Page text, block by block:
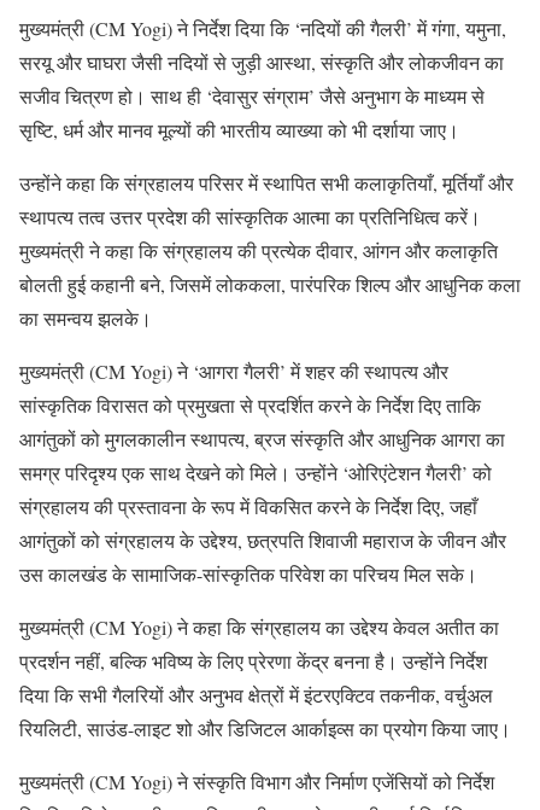
मुख्यमंत्री (CM Yogi) ने निर्देश दिया कि ‘नदियों की गैलरी’ में गंगा, यमुना,
सरयू और घाघरा जैसी नदियों से जुड़ी आस्था, संस्कृति और लोकजीवन का
सजीव चित्रण हो। साथ ही ‘देवासुर संग्राम’ जैसे अनुभाग के माध्यम से
सृष्टि, धर्म और मानव मूल्यों की भारतीय व्याख्या को भी दर्शाया जाए।
उन्होंने कहा कि संग्रहालय परिसर में स्थापित सभी कलाकृतियाँ, मूर्तियाँ और
स्थापत्य तत्व उत्तर प्रदेश की सांस्कृतिक आत्मा का प्रतिनिधित्व करें।
मुख्यमंत्री ने कहा कि संग्रहालय की प्रत्येक दीवार, आंगन और कलाकृति
बोलती हुई कहानी बने, जिसमें लोककला, पारंपरिक शिल्प और आधुनिक कला
का समन्वय झलके।
मुख्यमंत्री (CM Yogi) ने ‘आगरा गैलरी’ में शहर की स्थापत्य और
सांस्कृतिक विरासत को प्रमुखता से प्रदर्शित करने के निर्देश दिए ताकि
आगंतुकों को मुगलकालीन स्थापत्य, ब्रज संस्कृति और आधुनिक आगरा का
समग्र परिदृश्य एक साथ देखने को मिले। उन्होंने ‘ओरिएंटेशन गैलरी’ को
संग्रहालय की प्रस्तावना के रूप में विकसित करने के निर्देश दिए, जहाँ
आगंतुकों को संग्रहालय के उद्देश्य, छत्रपति शिवाजी महाराज के जीवन और
उस कालखंड के सामाजिक-सांस्कृतिक परिवेश का परिचय मिल सके।
मुख्यमंत्री (CM Yogi) ने कहा कि संग्रहालय का उद्देश्य केवल अतीत का
प्रदर्शन नहीं, बल्कि भविष्य के लिए प्रेरणा केंद्र बनना है। उन्होंने निर्देश
दिया कि सभी गैलरियों और अनुभव क्षेत्रों में इंटरएक्टिव तकनीक, वर्चुअल
रियलिटी, साउंड-लाइट शो और डिजिटल आर्काइव्स का प्रयोग किया जाए।
मुख्यमंत्री (CM Yogi) ने संस्कृति विभाग और निर्माण एजेंसियों को निर्देश